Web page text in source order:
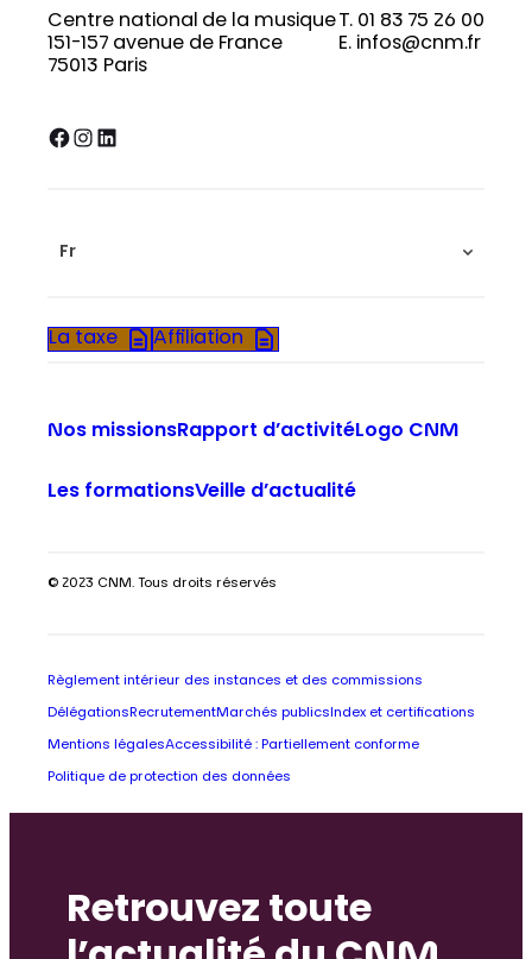
Centre national de la musique
151-157 avenue de France
75013 Paris
T. 01 83 75 26 00
E. infos@cnm.fr
Facebook InstagramLinkedIn
Fr
La taxe Affiliation
Nos missionsRapport d’activitéLogo CNM
Les formationsVeille d’actualité
© 2023 CNM. Tous droits réservés
Règlement intérieur des instances et des commissions
Délégations RecrutementMarchés publics Index et certifications
Mentions légalesAccessibilité : Partiellement conforme
Politique de protection des données
Retrouvez toute